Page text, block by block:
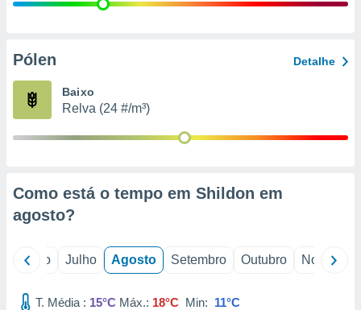
e
de
Pólen Detalhe
Baixo
Relva (24 #/m³)
Como está o tempo em Shildon em
agosto?
Junho Julho Agosto Setembro Outubro Novembro
T. Média : 15°C Máx.: 18°C Min: 11°C